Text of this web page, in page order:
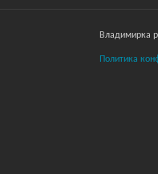
Владимирка
Политика